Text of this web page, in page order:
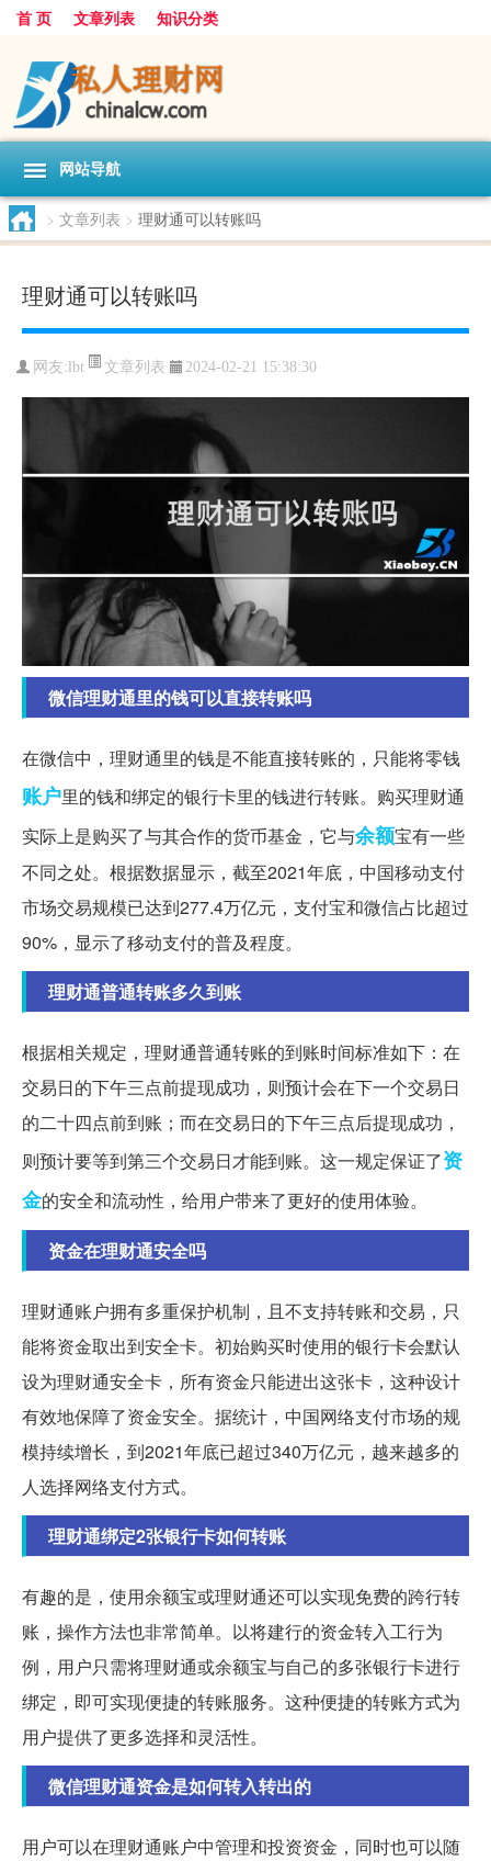
首 页 文章列表 知识分类
网站导航
> 文章列表 > 理财通可以转账吗
理财通可以转账吗
网友: lbt 文章列表 2024-02-21 15:38:30
微信理财通里的钱可以直接转账吗
在微信中，理财通里的钱是不能直接转账的，只能将零钱
账户里的钱和绑定的银行卡里的钱进行转账。购买理财通
实际上是购买了与其合作的货币基金，它与余额宝有一些
不同之处。根据数据显示，截至2021年底，中国移动支付
市场交易规模已达到277.4万亿元，支付宝和微信占比超过
90%，显示了移动支付的普及程度。
理财通普通转账多久到账
根据相关规定，理财通普通转账的到账时间标准如下：在
交易日的下午三点前提现成功，则预计会在下一个交易日
的二十四点前到账；而在交易日的下午三点后提现成功，
则预计要等到第三个交易日才能到账。这一规定保证了资
金的安全和流动性，给用户带来了更好的使用体验。
资金在理财通安全吗
理财通账户拥有多重保护机制，且不支持转账和交易，只
能将资金取出到安全卡。初始购买时使用的银行卡会默认
设为理财通安全卡，所有资金只能进出这张卡，这种设计
有效地保障了资金安全。据统计，中国网络支付市场的规
模持续增长，到2021年底已超过340万亿元，越来越多的
人选择网络支付方式。
理财通绑定2张银行卡如何转账
有趣的是，使用余额宝或理财通还可以实现免费的跨行转
账，操作方法也非常简单。以将建行的资金转入工行为
例，用户只需将理财通或余额宝与自己的多张银行卡进行
绑定，即可实现便捷的转账服务。这种便捷的转账方式为
用户提供了更多选择和灵活性。
微信理财通资金是如何转入转出的
用户可以在理财通账户中管理和投资资金，同时也可以随